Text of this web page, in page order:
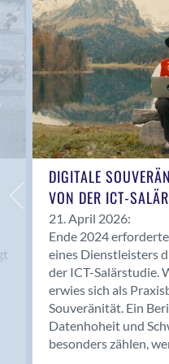
Anwil
Appenzell
Au SG
Baar
Baden
Balsthal
Balzers
Basel
Bassersdorf
Belp
Bendern
Benken (SG)
Bergdietikon
Berlin
Bern
Bern - Liebefeld
DIGITALE
VON DER ICT-
21. April 2026:
Ende 2024
eines Dienstleisters
der ICT-Salärstudie.
erwies sich als
Souveränität. Ein
Datenhoheit und
besonders zählen,